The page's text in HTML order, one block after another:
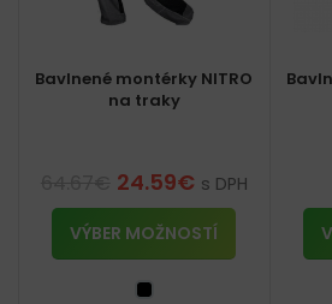
Bavlnené montérky NITRO
na traky
24.59€ s DPH
VÝBER MOŽNOSTÍ